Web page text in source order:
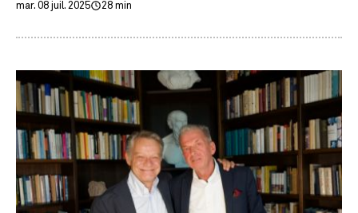
mar. 08 juil. 2025 28 min